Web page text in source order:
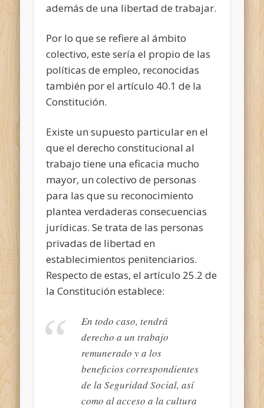
además de una libertad de trabajar.
Por lo que se refiere al ámbito
colectivo, este sería el propio de las
políticas de empleo, reconocidas
también por el artículo 40.1 de la
Constitución.
Existe un supuesto particular en el
que el derecho constitucional al
trabajo tiene una eficacia mucho
mayor, un colectivo de personas
para las que su reconocimiento
plantea verdaderas consecuencias
jurídicas. Se trata de las personas
privadas de libertad en
establecimientos penitenciarios.
Respecto de estas, el artículo 25.2 de
la Constitución establece:
En todo caso, tendrá
derecho a un trabajo
remunerado y a los
beneficios correspondientes
de la Seguridad Social, así
como al acceso a la cultura